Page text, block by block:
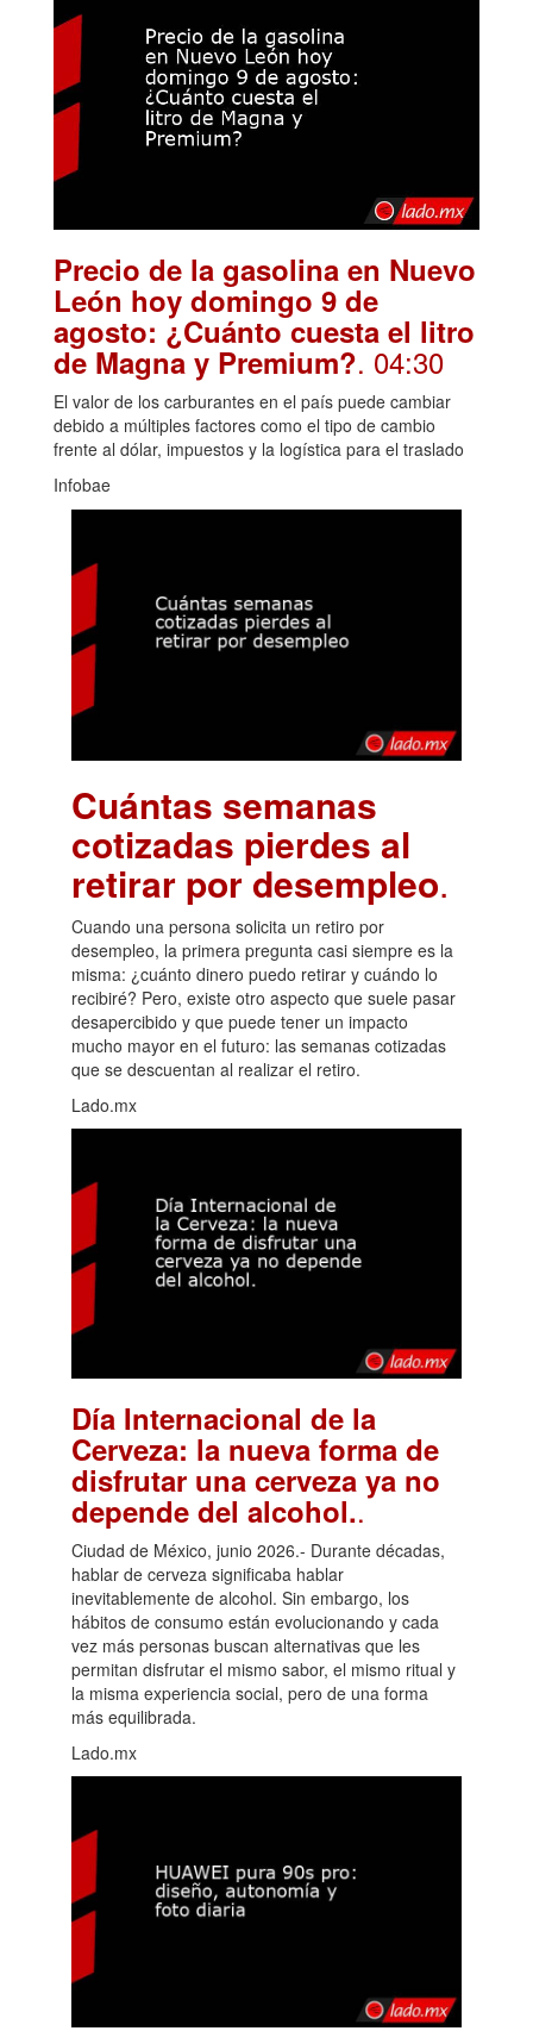
Precio de la gasolina en Nuevo
León hoy domingo 9 de
agosto: ¿Cuánto cuesta el litro
de Magna y Premium?. 04:30
El valor de los carburantes en el país puede cambiar
debido a múltiples factores como el tipo de cambio
frente al dólar, impuestos y la logística para el traslado
Infobae
Cuántas semanas
cotizadas pierdes al
retirar por desempleo.
Cuando una persona solicita un retiro por
desempleo, la primera pregunta casi siempre es la
misma: ¿cuánto dinero puedo retirar y cuándo lo
recibiré? Pero, existe otro aspecto que suele pasar
desapercibido y que puede tener un impacto
mucho mayor en el futuro: las semanas cotizadas
que se descuentan al realizar el retiro.
Lado.mx
Día Internacional de la
Cerveza: la nueva forma de
disfrutar una cerveza ya no
depende del alcohol..
Ciudad de México, junio 2026.- Durante décadas,
hablar de cerveza significaba hablar
inevitablemente de alcohol. Sin embargo, los
hábitos de consumo están evolucionando y cada
vez más personas buscan alternativas que les
permitan disfrutar el mismo sabor, el mismo ritual y
la misma experiencia social, pero de una forma
más equilibrada.
Lado.mx